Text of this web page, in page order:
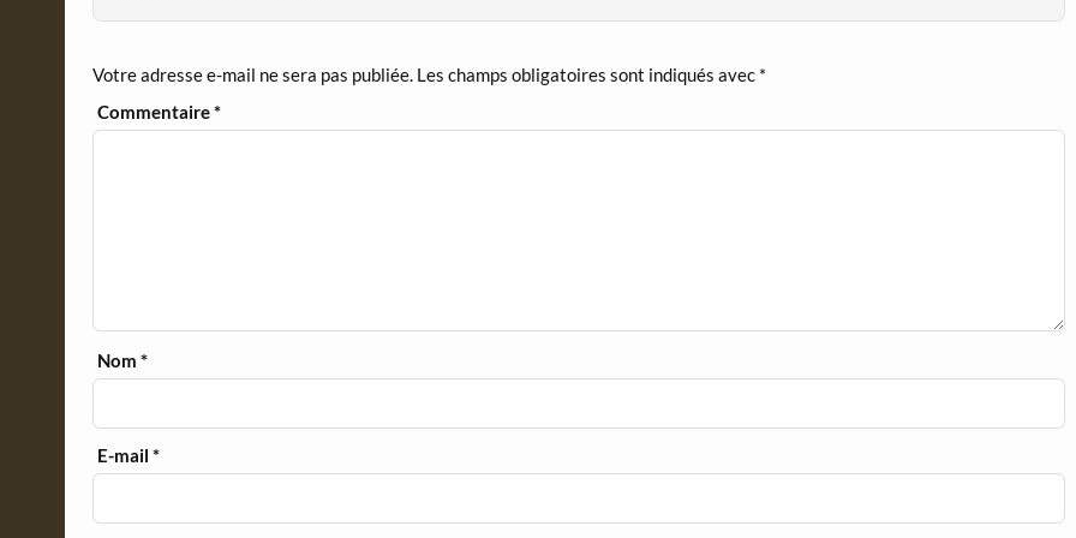
l
y
Votre adresse e-mail ne sera pas publiée. Les champs obligatoires sont indiqués avec *
Commentaire*
Nom*
E-mail*